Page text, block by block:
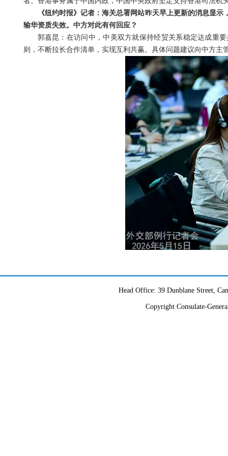
《纽约时报》记者：海关总署网站昨天早上更新的消息显
输华资质失效。中方对此有何回应？
郭嘉昆：在访问中，中美双方就保持经贸关系稳定达成重
则，不断拉长合作清单，实现互利共赢。具体问题建议向中方主
Head Office: 39 Dunblane Street,
Copyright Consulate-